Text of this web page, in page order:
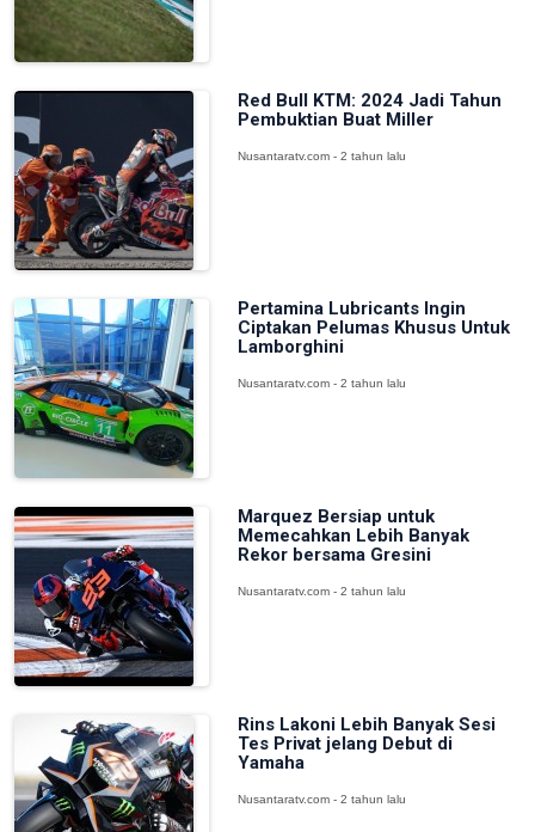
Red Bull KTM: 2024 Jadi Tahun
Pembuktian Buat Miller
Nusantaratv.com - 2 tahun lalu
Pertamina Lubricants Ingin
Ciptakan Pelumas Khusus Untuk
Lamborghini
Nusantaratv.com - 2 tahun lalu
Marquez Bersiap untuk
Memecahkan Lebih Banyak
Rekor bersama Gresini
Nusantaratv.com - 2 tahun lalu
Rins Lakoni Lebih Banyak Sesi
Tes Privat jelang Debut di
Yamaha
Nusantaratv.com - 2 tahun lalu